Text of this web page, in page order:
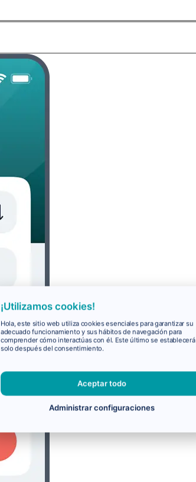
¡Utilizamos cookies!
Hola, este sitio web utiliza cookies esenciales para garantizar su
adecuado funcionamiento y sus hábitos de navegación para
comprender cómo interactúas con él. Este último se establecerá
solo después del consentimiento.
Aceptar todo
Administrar configuraciones